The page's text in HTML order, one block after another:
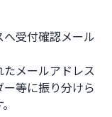
受付確認メール
メールアドレス
等に振り分けら